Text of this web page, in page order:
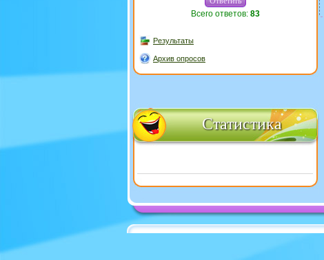
Всего ответов: 83
Результаты
Архив опросов
Статистика